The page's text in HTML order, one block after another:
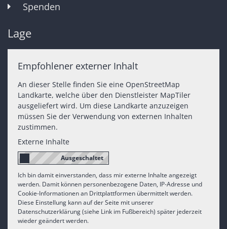
Spenden
Lage
Empfohlener externer Inhalt
An dieser Stelle finden Sie eine OpenStreetMap
Landkarte, welche über den Dienstleister MapTiler
ausgeliefert wird. Um diese Landkarte anzuzeigen
müssen Sie der Verwendung von externen Inhalten
zustimmen.
Externe Inhalte
Ich bin damit einverstanden, dass mir externe Inhalte angezeigt
werden. Damit können personenbezogene Daten, IP-Adresse und
Cookie-Informationen an Drittplattformen übermittelt werden.
Diese Einstellung kann auf der Seite mit unserer
Datenschutzerklärung (siehe Link im Fußbereich) später jederzeit
wieder geändert werden.